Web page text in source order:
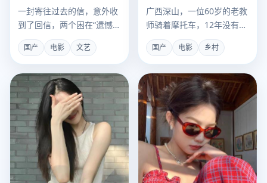
一封寄往过去的信，意外收
到了回信，两个困在“遗憾”
里的人，开始了一场跨越时
空的救赎。
国产 电影 文艺
广西深山，一位60岁的老教
师骑着摩托车，12年没有让
一个孩子辍学。
国产 电影 乡村